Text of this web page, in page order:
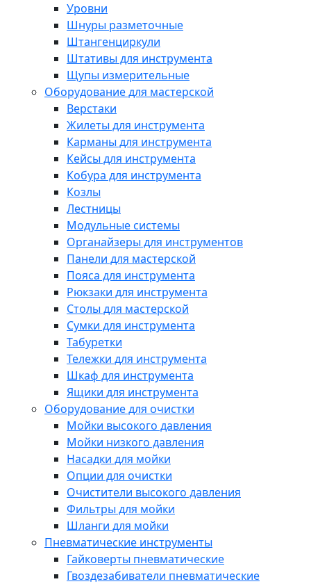
Уровни
Шнуры разметочные
Штангенциркули
Штативы для инструмента
Щупы измерительные
Оборудование для мастерской
Верстаки
Жилеты для инструмента
Карманы для инструмента
Кейсы для инструмента
Кобура для инструмента
Козлы
Лестницы
Модульные системы
Органайзеры для инструментов
Панели для мастерской
Пояса для инструмента
Рюкзаки для инструмента
Столы для мастерской
Сумки для инструмента
Табуретки
Тележки для инструмента
Шкаф для инструмента
Ящики для инструмента
Оборудование для очистки
Мойки высокого давления
Мойки низкого давления
Насадки для мойки
Опции для очистки
Очистители высокого давления
Фильтры для мойки
Шланги для мойки
Пневматические инструменты
Гайковерты пневматические
Гвоздезабиватели пневматические